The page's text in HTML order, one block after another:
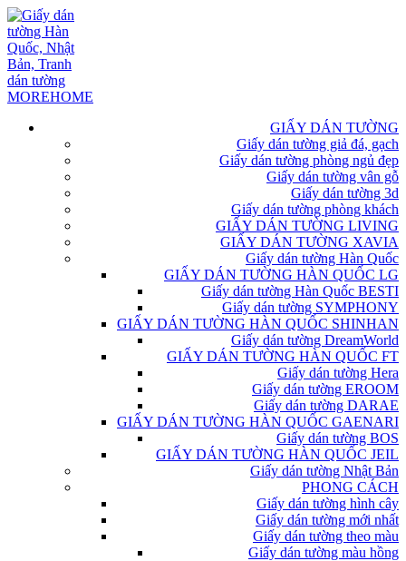
GIẤY DÁN TƯỜNG
Giấy dán tường giả đá, gạch
Giấy dán tường phòng ngủ đẹp
Giấy dán tường vân gỗ
Giấy dán tường 3d
Giấy dán tường phòng khách
GIẤY DÁN TƯỜNG LIVING
GIẤY DÁN TƯỜNG XAVIA
Giấy dán tường Hàn Quốc
GIẤY DÁN TƯỜNG HÀN QUỐC LG
Giấy dán tường Hàn Quốc BESTI
Giấy dán tường SYMPHONY
GIẤY DÁN TƯỜNG HÀN QUỐC SHINHAN
Giấy dán tường DreamWorld
GIẤY DÁN TƯỜNG HÀN QUỐC FT
Giấy dán tường Hera
Giấy dán tường EROOM
Giấy dán tường DARAE
GIẤY DÁN TƯỜNG HÀN QUỐC GAENARI
Giấy dán tường BOS
GIẤY DÁN TƯỜNG HÀN QUỐC JEIL
Giấy dán tường Nhật Bản
PHONG CÁCH
Giấy dán tường hình cây
Giấy dán tường mới nhất
Giấy dán tường theo màu
Giấy dán tường màu hồng